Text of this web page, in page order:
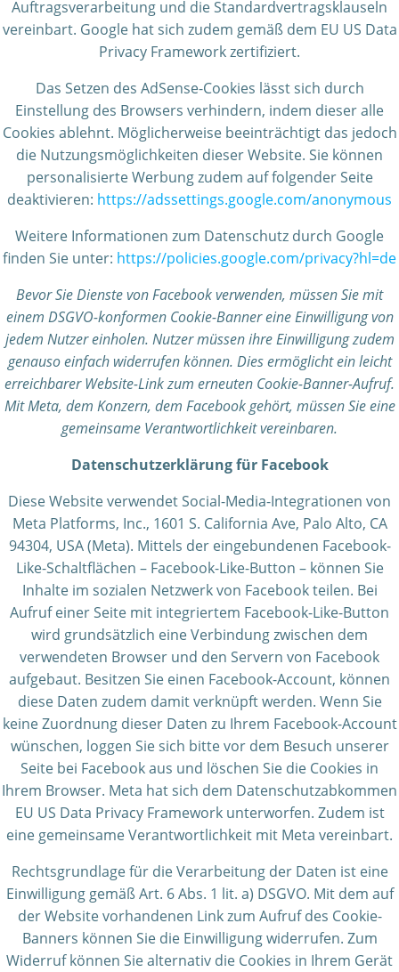
Auftragsverarbeitung und die Standardvertragsklauseln
vereinbart. Google hat sich zudem gemäß dem EU US Data
Privacy Framework zertifiziert.
Das Setzen des AdSense-Cookies lässt sich durch
Einstellung des Browsers verhindern, indem dieser alle
Cookies ablehnt. Möglicherweise beeinträchtigt das jedoch
die Nutzungsmöglichkeiten dieser Website. Sie können
personalisierte Werbung zudem auf folgender Seite
deaktivieren: https://adssettings.google.com/anonymous
Weitere Informationen zum Datenschutz durch Google
finden Sie unter: https://policies.google.com/privacy?hl=de
Bevor Sie Dienste von Facebook verwenden, müssen Sie mit
einem DSGVO-konformen Cookie-Banner eine Einwilligung von
jedem Nutzer einholen. Nutzer müssen ihre Einwilligung zudem
genauso einfach widerrufen können. Dies ermöglicht ein leicht
erreichbarer Website-Link zum erneuten Cookie-Banner-Aufruf.
Mit Meta, dem Konzern, dem Facebook gehört, müssen Sie eine
gemeinsame Verantwortlichkeit vereinbaren.
Datenschutzerklärung für Facebook
Diese Website verwendet Social-Media-Integrationen von
Meta Platforms, Inc., 1601 S. California Ave, Palo Alto, CA
94304, USA (Meta). Mittels der eingebundenen Facebook-
Like-Schaltflächen – Facebook-Like-Button – können Sie
Inhalte im sozialen Netzwerk von Facebook teilen. Bei
Aufruf einer Seite mit integriertem Facebook-Like-Button
wird grundsätzlich eine Verbindung zwischen dem
verwendeten Browser und den Servern von Facebook
aufgebaut. Besitzen Sie einen Facebook-Account, können
diese Daten zudem damit verknüpft werden. Wenn Sie
keine Zuordnung dieser Daten zu Ihrem Facebook-Account
wünschen, loggen Sie sich bitte vor dem Besuch unserer
Seite bei Facebook aus und löschen Sie die Cookies in
Ihrem Browser. Meta hat sich dem Datenschutzabkommen
EU US Data Privacy Framework unterworfen. Zudem ist
eine gemeinsame Verantwortlichkeit mit Meta vereinbart.
Rechtsgrundlage für die Verarbeitung der Daten ist eine
Einwilligung gemäß Art. 6 Abs. 1 lit. a) DSGVO. Mit dem auf
der Website vorhandenen Link zum Aufruf des Cookie-
Banners können Sie die Einwilligung widerrufen. Zum
Widerruf können Sie alternativ die Cookies in Ihrem Gerät